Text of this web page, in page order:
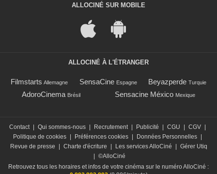
ALLOCINÉ SUR MOBILE
ALLOCINÉ À L'ÉTRANGER
Filmstarts Allemagne SensaCine Espagne Beyazperde Turquie
AdoroCinema Brésil Sensacine México Mexique
Contact | Qui sommes-nous | Recrutement | Publicité | CGU | CGV |
Politique de cookies | Préférences cookies | Données Personnelles |
Revue de presse
| Charte d'écriture | Les services AlloCiné | Gérer Utiq
| ©AlloCiné
Retrouvez tous les horaires et infos de votre cinéma sur le numéro AlloCiné :